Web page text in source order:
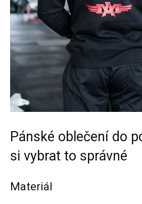
Pánské oblečení do
si vybrat to správné
Materiál